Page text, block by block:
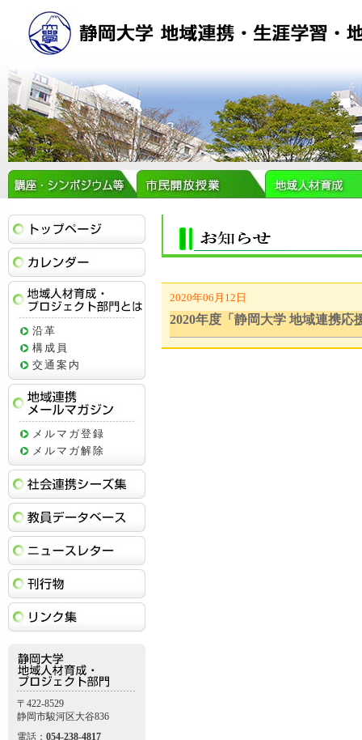
2020年06月12日
2020年度「静岡大学 地域連携
イベントカレンダー
地域人材育成・プロジェクト部門とは
沿革
構成員
交通案内
メルマガ登録
メルマガ解除
〒422-8529
静岡市駿河区大谷836
電話： 054-238-4817